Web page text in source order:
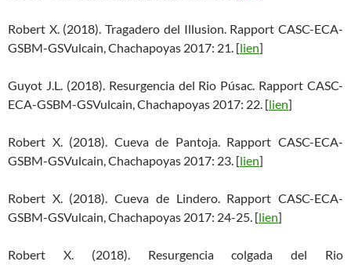
Robert X. (2018). Tragadero del Illusion. Rapport CASC-ECA-
GSBM-GSVulcain, Chachapoyas 2017: 21. [lien]
Guyot J.L. (2018). Resurgencia del Rio Púsac. Rapport CASC-
ECA-GSBM-GSVulcain, Chachapoyas 2017: 22. [lien]
Robert X. (2018). Cueva de Pantoja. Rapport CASC-ECA-
GSBM-GSVulcain, Chachapoyas 2017: 23. [lien]
Robert X. (2018). Cueva de Lindero. Rapport CASC-ECA-
GSBM-GSVulcain, Chachapoyas 2017: 24-25. [lien]
Robert X. (2018). Resurgencia colgada del Rio